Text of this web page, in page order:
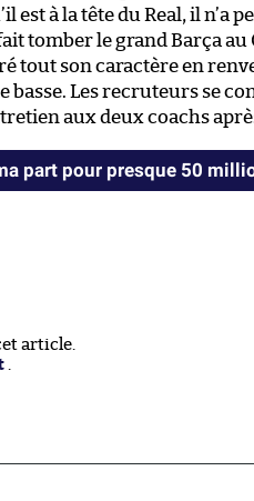
à la tête du Real, il n’a
tomber le grand Barça au
tout son caractère en
Les recruteurs se
aux deux coachs
part pour presque 50
article.